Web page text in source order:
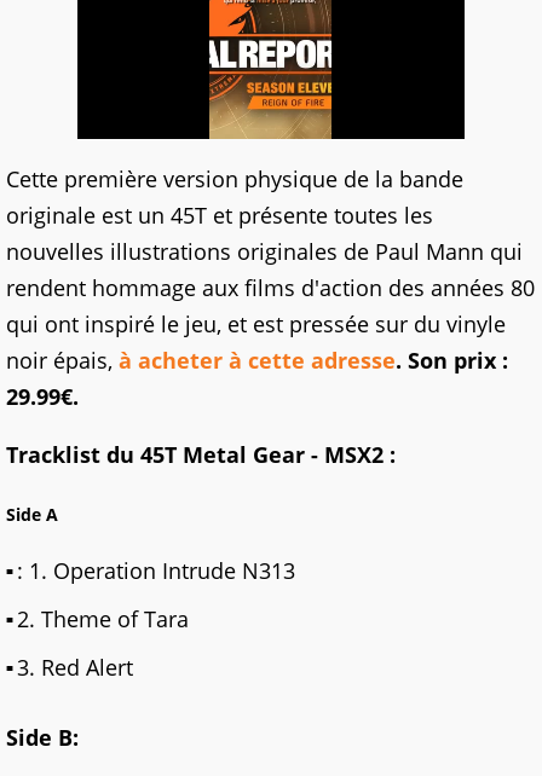
Cette première version physique de la bande
originale est un 45T et présente toutes les
nouvelles illustrations originales de Paul Mann qui
rendent hommage aux films d'action des années 80
qui ont inspiré le jeu, et est pressée sur du vinyle
noir épais, à acheter à cette adresse. Son prix :
29.99€.
Tracklist du 45T Metal Gear - MSX2 :
Side A
: 1. Operation Intrude N313
2. Theme of Tara
3. Red Alert
Side B: